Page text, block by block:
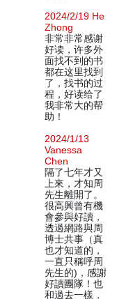
2024/2/19 He
Zhong
非常非常感谢
好读，许多外
面找不到的书
都在这里找到
了，找书的过
程，好读给了
我非常大的帮
助！
2024/1/13
Vanessa
Chen
隔了七年才又
上來，才知周
先生離開了。
很高興曾有機
會參與好讀，
透過網路與周
博士共事（真
也才知道的，
一直只稱呼周
先生的)，感謝
好讀團隊！也
和過去一樣，